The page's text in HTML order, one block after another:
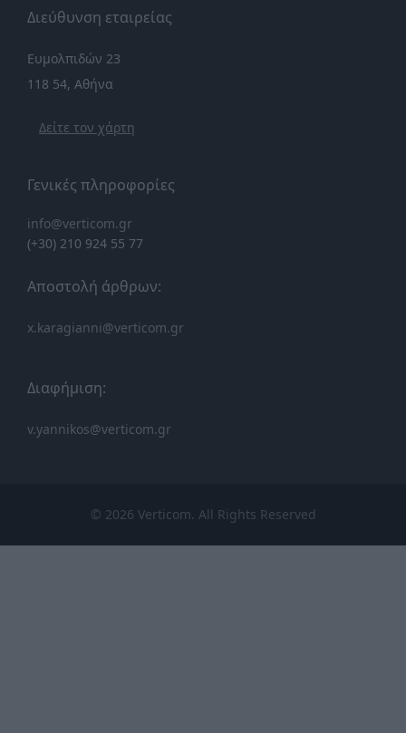
Διεύθυνση εταιρείας
Ευμολπιδών 23
118 54, Αθήνα
Δείτε τον χάρτη
Γενικές πληροφορίες
info@verticom.gr
(+30) 210 924 55 77
Αποστολή άρθρων:
x.karagianni@verticom.gr
Διαφήμιση:
v.yannikos@verticom.gr
© 2026 Verticom. All Rights Reserved